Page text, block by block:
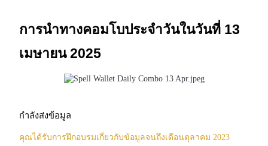
ข้อมูล
การวิเคราะห์ข้อมูลขนาดใหญ่ รวมถึงข้อมูลการค้า ฯลฯ
การนำทางคอมโบประจำวันในวันที่ 13
เมษายน 2025
กำลังส่งข้อมูล
คุณได้รับการฝึกอบรมเกี่ยวกับข้อมูลจนถึงเดือนตุลาคม 2023